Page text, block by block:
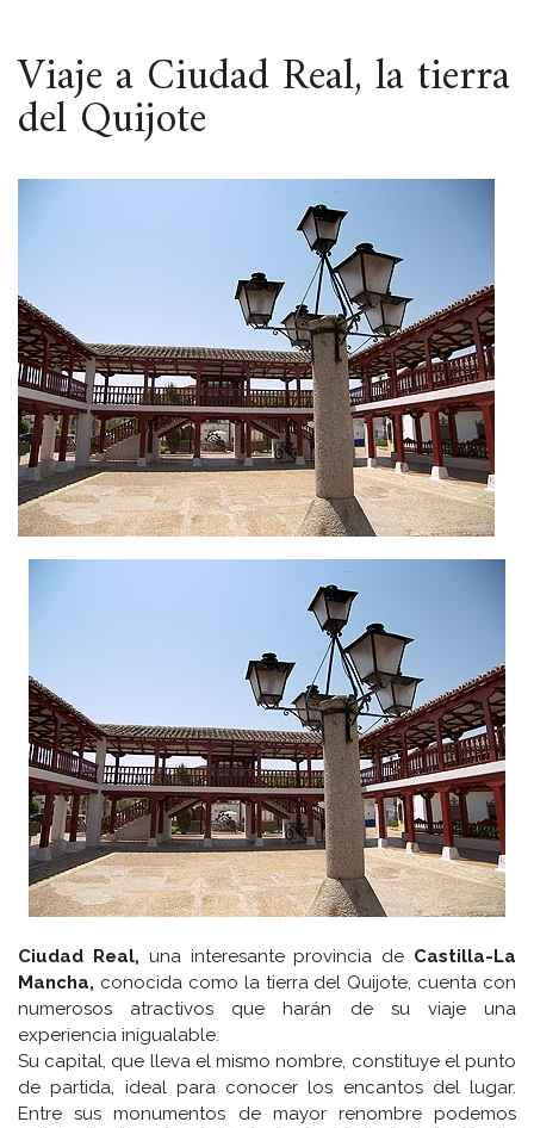
ESPACIO
Viaje a Ciudad Real, la tierra
del Quijote
Ciudad Real, una interesante provincia de Castilla-La
Mancha, conocida como la tierra del Quijote, cuenta con
numerosos atractivos que harán de su viaje una
experiencia inigualable.
Su capital, que lleva el mismo nombre, constituye el punto
de partida, ideal para conocer los encantos del lugar.
Entre sus monumentos de mayor renombre podemos